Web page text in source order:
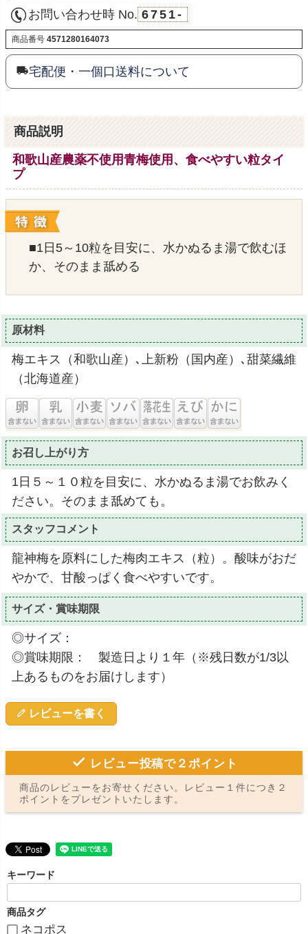
お問い合わせ時 No. 6751-
商品番号 4571280164073
宅配便・一個口送料について
商品説明
和歌山産農薬不使用青梅使用、食べやすい粒タイ
プ
■1日5～10粒を目安に、水かぬるま湯で飲むほ
か、そのまま舐める
原材料
梅エキス（和歌山産）､上新粉（国内産）､甜菜繊維
（北海道産）
お召し上がり方
1日５～１０粒を目安に、水かぬるま湯でお飲みく
ださい。そのまま舐めても。
スタッフコメント
龍神梅を原料にした梅肉エキス（粒）。酸味がおだ
やかで、甘酸っぱく食べやすいです。
サイズ・賞味期限
◎サイズ：
◎賞味期限： 製造日より１年（※残日数が1/3以
上あるものをお届けします）
レビューを書く
レビュー投稿で２ポイント
商品のレビューをお寄せください。レビュー１件につき２
ポイントをプレゼントいたします。
キーワード
商品タグ
ネコポス